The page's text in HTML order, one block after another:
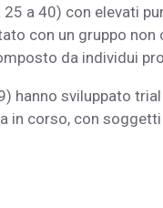
a 40) con elevati
con un gruppo
da individui
hanno sviluppato
in corso, con